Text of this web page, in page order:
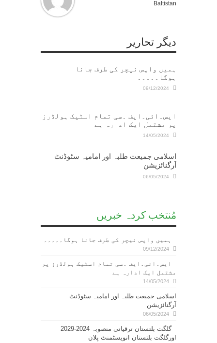
Baltistan
دیگر تحاریر
ہمیں واپس نیچر کی طرف جانا
ہوگا۔۔۔۔۔
09/12/2024
ایس۔ائی۔ایف ۔سی تمام اسٹیک ہولڈرز
پر مشتمل ایک ادارہ ہے
14/05/2024
اسلامی جمیعت طلبہ اور امامیہ سٹوڈنٹ
آرگنائزیشن
06/05/2024
مُنتخب کردہ خبریں
ہمیں واپس نیچر کی طرف جانا ہوگا۔۔۔۔۔
09/12/2024
ایس۔ائی۔ایف ۔سی تمام اسٹیک ہولڈرز پر
مشتمل ایک ادارہ ہے
14/05/2024
اسلامی جمیعت طلبہ اور امامیہ سٹوڈنٹ
آرگنائزیشن
06/05/2024
گلگت بلتستان ترقیاتی منصوبہ 2024-2029
اورگلگت بلتستان انویسٹمنٹ پلان